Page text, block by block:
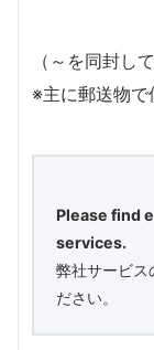
（～を同封し
※主に郵送物で
Please find
services.
弊社サービス
ださい。